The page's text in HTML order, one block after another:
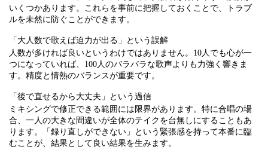
いくつかあります。これらを事前に把握しておくことで、トラブ
ルを未然に防ぐことができます。
「大人数で歌えば迫力が出る」という誤解
人数が多ければ良いというわけではありません。10人でも心が一
つになっていれば、100人のバラバラな歌声よりも力強く響きま
す。精度と情熱のバランスが重要です。
「後で直せるから大丈夫」という過信
ミキシングで修正できる範囲には限界があります。特に合唱の場
合、一人の大きな間違いが全体のテイクを台無しにすることもあ
ります。「録り直しができない」という緊張感を持って本番に臨
むことが、結果として良い結果を生みます。